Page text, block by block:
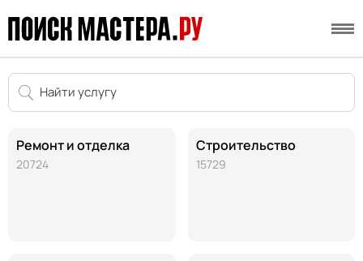
Ремонт и отделка
20724
Строительство
15729